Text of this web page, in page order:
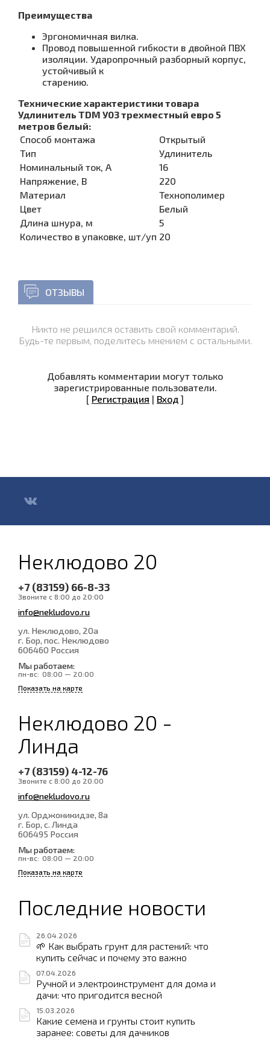
Преимущества
Эргономичная вилка.
Провод повышенной гибкости в двойной ПВХ
изоляции. Ударопрочный разборный корпус,
устойчивый к
старению.
Технические характеристики товара
Удлинитель TDM У03 трехместный евро 5
метров белый:
Способ монтажа
Открытый
Тип
Удлинитель
Номинальный ток, А
16
Напряжение, В
220
Материал
Технополимер
Цвет
Белый
Длина шнура, м
5
Количество в упаковке, шт/уп 20
ОТЗЫВЫ
Никто не решился оставить свой комментарий.
Будь-те первым, поделитесь мнением с остальными.
Добавлять комментарии могут только
зарегистрированные пользователи.
[ Регистрация | Вход ]
Неклюдово 20
+7 (83159) 66-8-33
Звоните с 8:00 до 20:00
info@nekludovo.ru
ул. Неклюдово, 20а
г. Бор, пос. Неклюдово
606460 Россия
Мы работаем:
пн-вс: 08:00 — 20:00
Показать на карте
Неклюдово 20 -
Линда
+7 (83159) 4-12-76
Звоните с 8:00 до 20:00
info@nekludovo.ru
ул. Орджоникидзе, 8а
г. Бор, с. Линда
606495 Россия
Мы работаем:
пн-вс: 08:00 — 20:00
Показать на карте
Последние новости
26.04.2026
🌱 Как выбрать грунт для растений: что
купить сейчас и почему это важно
07.04.2026
Ручной и электроинструмент для дома и
дачи: что пригодится весной
15.03.2026
Какие семена и грунты стоит купить
заранее: советы для дачников